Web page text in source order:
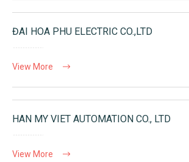
ĐAI HOA PHU ELECTRIC CO.,LTD
View More
HAN MY VIET AUTOMATION CO., LTD
View More